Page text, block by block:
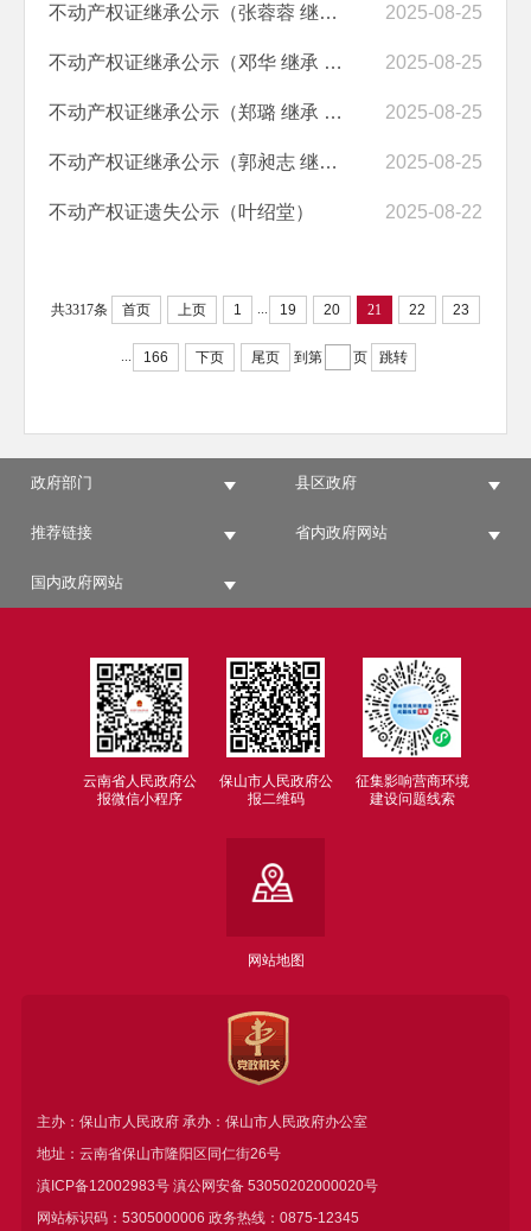
不动产权证继承公示（张蓉蓉 继承 张光友） 2025-08-25
不动产权证继承公示（邓华 继承 邓国兴） 2025-08-25
不动产权证继承公示（郑璐 继承 郑永琴） 2025-08-25
不动产权证继承公示（郭昶志 继承 郭润） 2025-08-25
不动产权证遗失公示（叶绍堂） 2025-08-22
共3317条 首页 上页 1 ... 19 20 21 22 23
... 166 下页 尾页 到第 页 跳转
政府部门 县区政府
推荐链接 省内政府网站
国内政府网站
云南省人民政府公
报微信小程序
保山市人民政府公
报二维码
征集影响营商环境
建设问题线索
网站地图
主办：保山市人民政府 承办：保山市人民政府办公室
地址：云南省保山市隆阳区同仁街26号
滇ICP备12002983号滇公网安备 53050202000020号
网站标识码：5305000006 政务热线：0875-12345